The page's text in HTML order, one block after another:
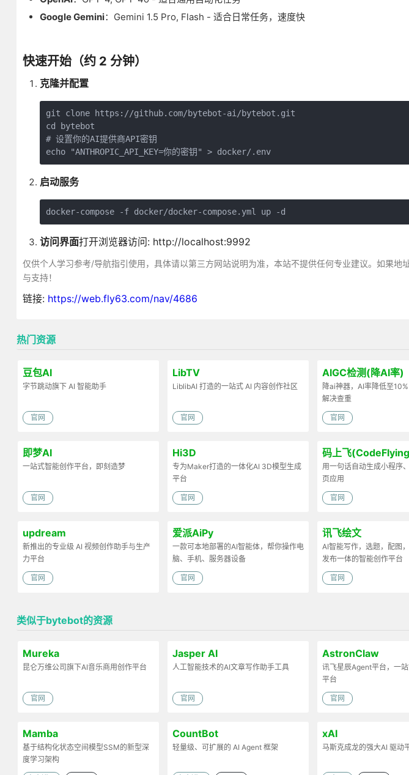
Google Gemini：Gemini 1.5 Pro, Flash - 适合日常任务，速度快
快速开始（约 2 分钟）
克隆并配置
git clone https://github.com/bytebot-ai/bytebot.git
cd bytebot
# 设置你的AI提供商API密钥
echo "ANTHROPIC_API_KEY=你的密钥" > docker/.env
启动服务
访问界面打开浏览器访问: http://localhost:9992
仅供个人学习参考/导航指引使用，具体请以第三方网站说明为准，本站不提供任何专业建议。如果地
与支持！
链接: https://web.fly63.com/nav/4686
热门资源
豆包AI
字节跳动旗下 AI 智能助手
官网
LibTV
LiblibAI 打造的一站式 AI 内容创作社区
官网
AIGC检测(降AI率)
降ai神器，AI率降低至
解决查重
官网
即梦AI
一站式智能创作平台，即刻造梦
官网
Hi3D
专为Maker打造的一体化AI 3D模型生成
平台
官网
码上飞
用一句话自动生成小程序
页应用
官网
updream
新推出的专业级 AI 视频创作助手与生产
力平台
官网
爱派AiPy
一款可本地部署的AI智能体，帮你操作电
脑、手机、服务器设备
官网
讯飞绘文
AI智能写作，选题，配图，
发布一体的智能创作平台
官网
类似于bytebot的资源
Mureka
昆仑万维公司旗下AI音乐商用创作平台
官网
Jasper AI
人工智能技术的AI文章写作助手工具
官网
AstronClaw
讯飞星辰Agent平台，一
平台
官网
Mamba
基于结构化状态空间模型SSM的新型深
度学习架构
CountBot
轻量级、可扩展的 AI Agent 框架
xAI
马斯克成龙的强大AI 驱动